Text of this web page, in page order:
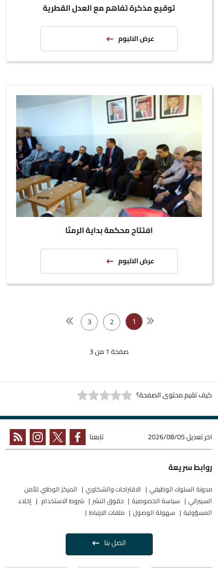
توقيع مذكرة تفاهم مع العدل القطرية
عرض الالبوم
افتتاح محكمة بداية الرمثا
عرض الالبوم
1
2
3
صفحة 1 من 3
كيف تقيم محتوى الصفحة؟
اخر تعديل2026/08/05 تابعنا
روابط سريعة
مدونة السلوك الوظيفي الاقتراحات والشكاوي
المركز الوطني للأمن
السيبراني
سياسة الخصوصية حقوق النشر شروط الاستخدام
إخلاء
المسؤولية
سهولة الوصول ملفات الارتباط
اتصل بنا